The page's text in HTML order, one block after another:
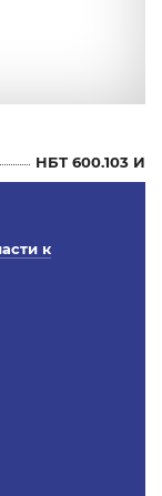
НБТ 600.103 И
к